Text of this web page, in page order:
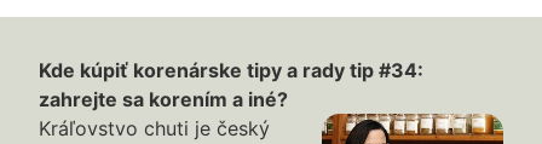
Kde kúpiť korenárske tipy a rady tip #34:
zahrejte sa korením a iné?
Kráľovstvo chuti je český